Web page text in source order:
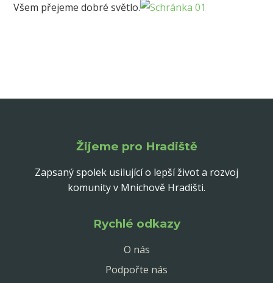
Všem přejeme dobré světlo.
Žijeme pro Hradiště
Zapsaný spolek usilující o lepší život a rozvoj
komunity v Mnichově Hradišti.
Rychlé odkazy
O nás
Podpořte nás